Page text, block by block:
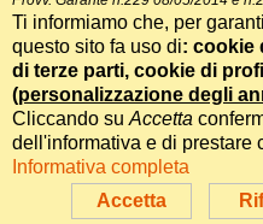
RSS Top News
Contatti
International Communication
giornalistica n.191, reg.
Accetta
Ti informiamo che, per
questo sito fa uso di: cookie
di terze parti, cookie di
(personalizzazione degli
Cliccando su Accetta
dell'informativa e di prestare
Informativa completa